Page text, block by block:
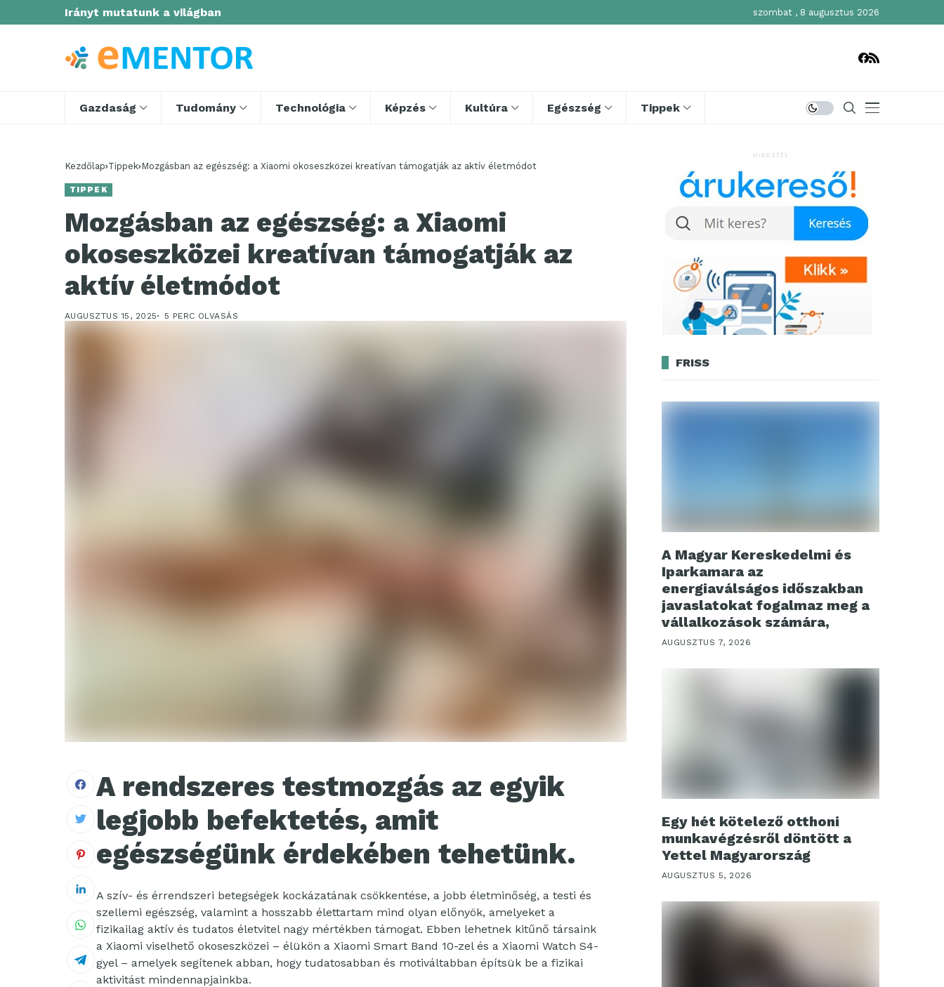
Irányt mutatunk a világban szombat , 8 augusztus 2026
Gazdaság Tudomány Technológia Képzés Kultúra Egészség Tippek
Kezdőlap Tippek Mozgásban az egészség: a Xiaomi okoseszközei kreatívan támogatják az aktív életmódot
TIPPEK
Mozgásban az egészség: a Xiaomi
okoseszközei kreatívan támogatják az
aktív életmódot
AUGUSZTUS 15, 2025 5 PERC OLVASÁS
A rendszeres testmozgás az egyik
legjobb befektetés, amit
egészségünk érdekében tehetünk.
A szív- és érrendszeri betegségek kockázatának csökkentése, a jobb életminőség, a testi és
szellemi egészség, valamint a hosszabb élettartam mind olyan előnyök, amelyeket a
fizikailag aktív és tudatos életvitel nagy mértékben támogat. Ebben lehetnek kitűnő társaink
a Xiaomi viselhető okoseszközei – élükön a Xiaomi Smart Band 10-zel és a Xiaomi Watch S4-
gyel – amelyek segítenek abban, hogy tudatosabban és motiváltabban építsük be a fizikai
aktivitást mindennapjainkba.
HIRDETÉS
FRISS
A Magyar Kereskedelmi és
Iparkamara az
energiaválságos időszakban
javaslatokat fogalmaz meg a
vállalkozások számára,
AUGUSZTUS 7, 2026
Egy hét kötelező otthoni
munkavégzésről döntött a
Yettel Magyarország
AUGUSZTUS 5, 2026